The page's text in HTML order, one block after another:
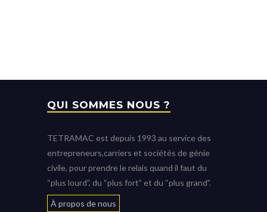
QUI SOMMES NOUS ?
TETRAMAC est depuis 1993 au service des
entrepreneurs,carriers et sociétés de génie
civile, pour prendre le relais quand il faut du
“plus lourd”, du “plus fort” et du “plus grand”.
À propos de nous